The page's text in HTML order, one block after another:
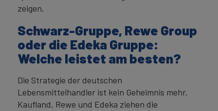
zeigen.
Schwarz-Gruppe, Rewe Group
oder die Edeka Gruppe:
Welche leistet am besten?
Die Strategie der deutschen
Lebensmittelhandler ist kein Geheimnis mehr.
Kaufland, Rewe und Edeka ziehen die